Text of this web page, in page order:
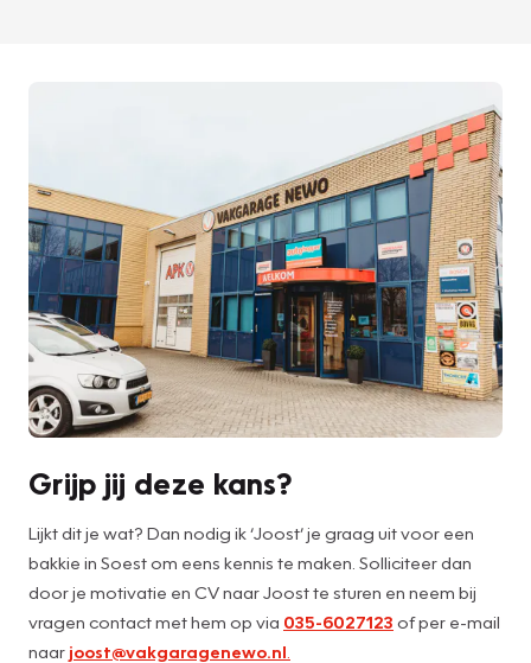
Grijp jij deze kans?
Lijkt dit je wat? Dan nodig ik ‘Joost’ je graag uit voor een
bakkie in Soest om eens kennis te maken. Solliciteer dan
door je motivatie en CV naar Joost te sturen en neem bij
vragen contact met hem op via 035-6027123 of per e-mail
naar joost@vakgaragenewo.nl